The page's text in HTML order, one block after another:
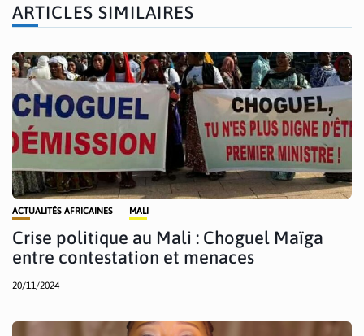
ARTICLES SIMILAIRES
ACTUALITÉS AFRICAINES MALI
Crise politique au Mali : Choguel Maïga
entre contestation et menaces
20/11/2024